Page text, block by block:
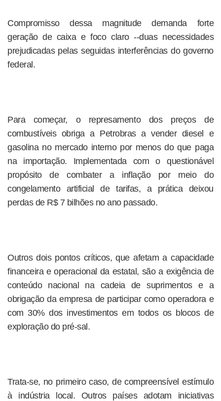
Compromisso dessa magnitude demanda forte
geração de caixa e foco claro --duas necessidades
prejudicadas pelas seguidas interferências do governo
federal.
Para começar, o represamento dos preços de
combustíveis obriga a Petrobras a vender diesel e
gasolina no mercado interno por menos do que paga
na importação. Implementada com o questionável
propósito de combater a inflação por meio do
congelamento artificial de tarifas, a prática deixou
perdas de R$ 7 bilhões no ano passado.
Outros dois pontos críticos, que afetam a capacidade
financeira e operacional da estatal, são a exigência de
conteúdo nacional na cadeia de suprimentos e a
obrigação da empresa de participar como operadora e
com 30% dos investimentos em todos os blocos de
exploração do pré-sal.
Trata-se, no primeiro caso, de compreensível estímulo
à indústria local. Outros países adotam iniciativas